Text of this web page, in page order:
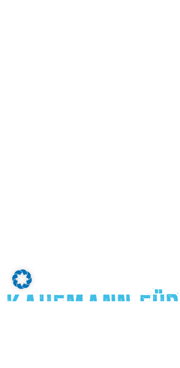
KAUFMANN FÜR